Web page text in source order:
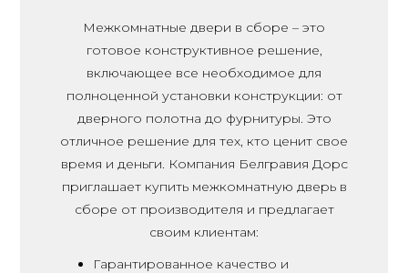
Межкомнатные двери в сборе – это
готовое конструктивное решение,
включающее все необходимое для
полноценной установки конструкции: от
дверного полотна до фурнитуры. Это
отличное решение для тех, кто ценит свое
время и деньги. Компания Белгравия Дорс
приглашает купить межкомнатную дверь в
сборе от производителя и предлагает
своим клиентам:
Гарантированное качество и